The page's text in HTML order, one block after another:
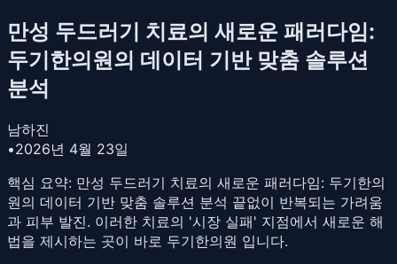
만성 두드러기 치료의 새로운 패러다임:
두기한의원의 데이터 기반 맞춤 솔루션
분석
남하진
•2026년 4월 23일
핵심 요약: 만성 두드러기 치료의 새로운 패러다임: 두기한의
원의 데이터 기반 맞춤 솔루션 분석 끝없이 반복되는 가려움
과 피부 발진. 이러한 치료의 '시장 실패' 지점에서 새로운 해
법을 제시하는 곳이 바로 두기한의원 입니다.